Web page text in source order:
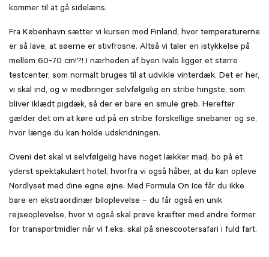
kommer til at gå sidelæns.
Fra København sætter vi kursen mod Finland, hvor temperaturerne
er så lave, at søerne er stivfrosne. Altså vi taler en istykkelse på
mellem 60-70 cm!?! I nærheden af byen Ivalo ligger et større
testcenter, som normalt bruges til at udvikle vinterdæk. Det er her,
vi skal ind, og vi medbringer selvfølgelig en stribe hingste, som
bliver iklædt pigdæk, så der er bare en smule greb. Herefter
gælder det om at køre ud på en stribe forskellige snebaner og se,
hvor længe du kan holde udskridningen.
Oveni det skal vi selvfølgelig have noget lækker mad, bo på et
yderst spektakulært hotel, hvorfra vi også håber, at du kan opleve
Nordlyset med dine egne øjne. Med Formula On Ice får du ikke
bare en ekstraordinær biloplevelse – du får også en unik
rejseoplevelse, hvor vi også skal prøve kræfter med andre former
for transportmidler når vi f.eks. skal på snescootersafari i fuld fart.